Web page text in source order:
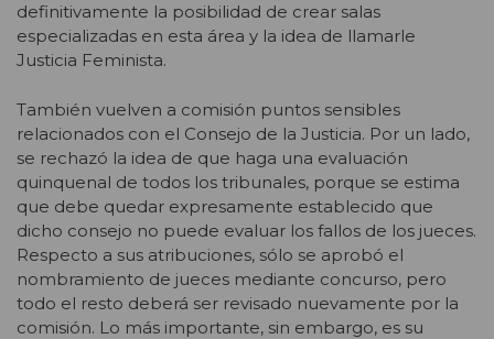
definitivamente la posibilidad de crear salas
especializadas en esta área y la idea de llamarle
Justicia Feminista.
También vuelven a comisión puntos sensibles
relacionados con el Consejo de la Justicia. Por un lado,
se rechazó la idea de que haga una evaluación
quinquenal de todos los tribunales, porque se estima
que debe quedar expresamente establecido que
dicho consejo no puede evaluar los fallos de los jueces.
Respecto a sus atribuciones, sólo se aprobó el
nombramiento de jueces mediante concurso, pero
todo el resto deberá ser revisado nuevamente por la
comisión. Lo más importante, sin embargo, es su